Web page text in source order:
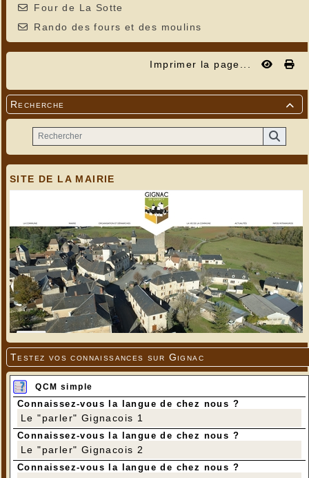
Four de La Sotte
Rando des fours et des moulins
Imprimer la page...

Recherche
SITE DE LA MAIRIE
Testez vos connaissances sur Gignac
QCM simple
Connaissez-vous la langue de chez nous ?
Le "parler" Gignacois 1
Connaissez-vous la langue de chez nous ?
Le "parler" Gignacois 2
Connaissez-vous la langue de chez nous ?